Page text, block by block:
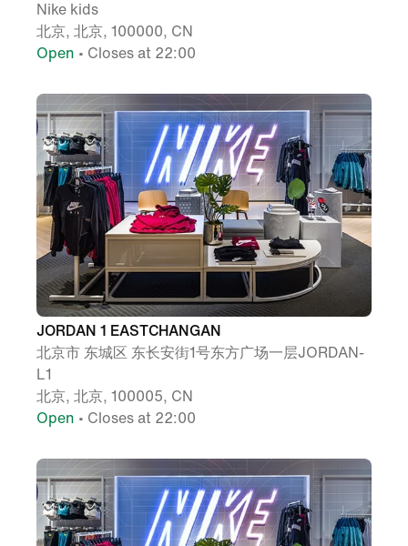
Nike kids
北京, 北京, 100000, CN
Open • Closes at 22:00
JORDAN 1 EASTCHANGAN
北京市 东城区 东长安街1号东方广场一层JORDAN-
L1
北京, 北京, 100005, CN
Open • Closes at 22:00